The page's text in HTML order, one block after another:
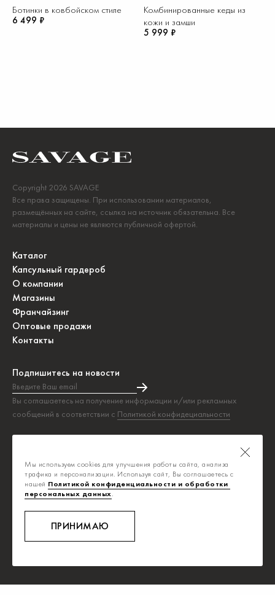
Ботинки в ковбойском стиле
6 499 ₽
Комбинированные кеды из
кожи и замши
5 999 ₽
Copyright 2026 SAVAGE
Все права защищены. При использовании материалов,
размещённых на сайте, ссылка на источник обязательна. Все
материалы и цены не являются публичной офертой.
Каталог
Капсульный гардероб
О компании
Магазины
Франчайзинг
Оптовые продажи
Контакты
Подпишитесь на новости
Введите Ваш email
Вы соглашаетесь на получение информации и/или рекламных
сообщений в соответствии с Политикой конфидециальности
Подписка на новости прошла успешно!
Политика конфиденциальности
Публичная оферта
8-800-700-0392
Ежедневно, с 8:00 до 20:00
Звонок бесплатный
Мы используем cookies для улучшения работы сайта, анализа
трафика и персонализации. Используя сайт, Вы соглашаетесь с
нашей Политикой конфиденциальности и обработки
персональных данных.
ПРИНИМАЮ